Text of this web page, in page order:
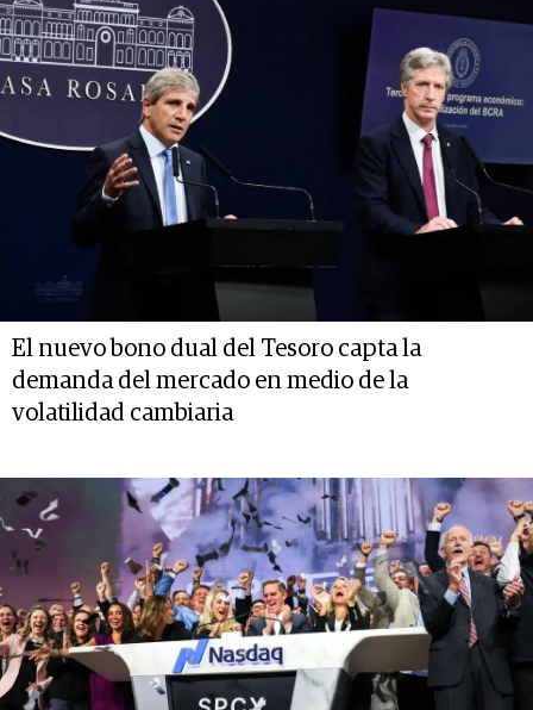
El nuevo bono dual del Tesoro capta la
demanda del mercado en medio de la
volatilidad cambiaria